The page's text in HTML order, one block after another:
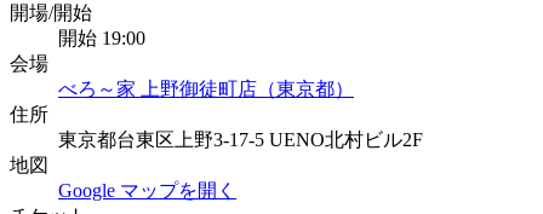
開場/開始
開始 19:00
会場
べろ～家 上野御徒町店（東京都）
住所
東京都台東区上野3-17-5 UENO北村ビル2F
地図
Google マップを開く